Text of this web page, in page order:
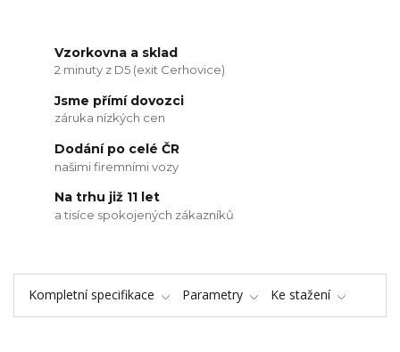
Vzorkovna a sklad
2 minuty z D5 (exit Cerhovice)
Jsme přímí dovozci
záruka nízkých cen
Dodání po celé ČR
našimi firemními vozy
Na trhu již 11 let
a tisíce spokojených zákazníků
Kompletní specifikace Parametry Ke stažení